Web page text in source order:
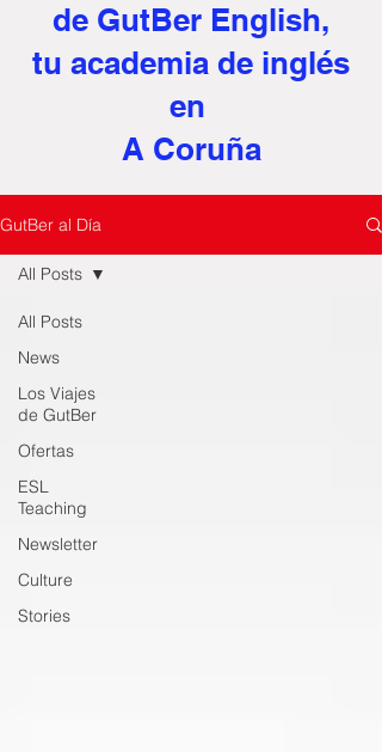
de GutBer English,
tu academia de inglés
en
A Coruña
GutBer al Día
All Posts
News
Los Viajes
de GutBer
Ofertas
ESL
Teaching
Newsletter
Culture
Stories
All Posts